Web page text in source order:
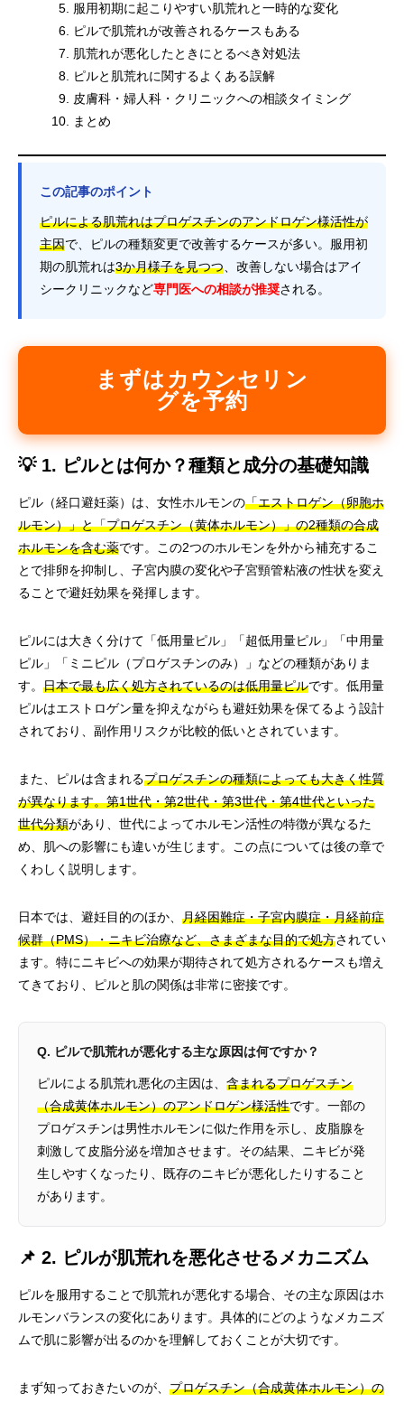
服用初期に起こりやすい肌荒れと一時的な変化
ピルで肌荒れが改善されるケースもある
肌荒れが悪化したときにとるべき対処法
ピルと肌荒れに関するよくある誤解
皮膚科・婦人科・クリニックへの相談タイミング
まとめ
この記事のポイント
ピルによる肌荒れはプロゲスチンのアンドロゲン様活性が
主因で、ピルの種類変更で改善するケースが多い。服用初
期の肌荒れは3か月様子を見つつ 、改善しない場合はアイ
シークリニックなど専門医への相談が推奨される。
まずはカウンセリン
グを予約
💡 1. ピルとは何か？種類と成分の基礎知識
ピル（経口避妊薬）は、女性ホルモンの「エストロゲン（卵胞ホ
ルモン）」と「プロゲスチン（黄体ホルモン）」の2種類の合成
ホルモンを含む薬です。この2つのホルモンを外から補充するこ
とで排卵を抑制し、子宮内膜の変化や子宮頸管粘液の性状を変え
ることで避妊効果を発揮します。
ピルには大きく分けて「低用量ピル」「超低用量ピル」「中用量
ピル」「ミニピル（プロゲスチンのみ）」などの種類がありま
す。 日本で最も広く処方されているのは低用量ピルです。低用量
ピルはエストロゲン量を抑えながらも避妊効果を保てるよう設計
されており、副作用リスクが比較的低いとされています。
また、ピルは含まれるプロゲスチンの種類によっても大きく性質
が異なります。第1世代・第2世代・第3世代・第4世代といった
世代分類があり、世代によってホルモン活性の特徴が異なるた
め、肌への影響にも違いが生じます。この点については後の章で
くわしく説明します。
日本では、避妊目的のほか、 月経困難症・子宮内膜症・月経前症
候群（PMS）・ニキビ治療など、さまざまな目的で処方されてい
ます。特にニキビへの効果が期待されて処方されるケースも増え
てきており、ピルと肌の関係は非常に密接です。
Q. ピルで肌荒れが悪化する主な原因は何ですか？
ピルによる肌荒れ悪化の主因は、 含まれるプロゲスチン
（合成黄体ホルモン）のアンドロゲン様活性です。一部の
プロゲスチンは男性ホルモンに似た作用を示し、皮脂腺を
刺激して皮脂分泌を増加させます。その結果、ニキビが発
生しやすくなったり、既存のニキビが悪化したりすること
があります。
📌 2. ピルが肌荒れを悪化させるメカニズム
ピルを服用することで肌荒れが悪化する場合、その主な原因はホ
ルモンバランスの変化にあります。具体的にどのようなメカニズ
ムで肌に影響が出るのかを理解しておくことが大切です。
まず知っておきたいのが、 プロゲスチン（合成黄体ホルモン）の